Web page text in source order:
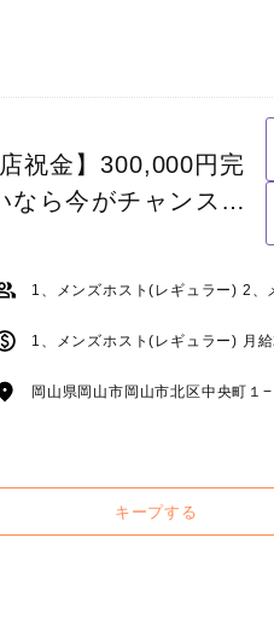
祝金】300,000円完
ら今がチャンスで
岡山県岡山市岡山市北区中央町
キープする